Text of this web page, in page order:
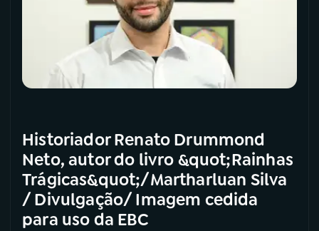
Historiador Renato Drummond
Neto, autor do livro &quot;Rainhas
Trágicas&quot;/Martharluan Silva
/ Divulgação/ Imagem cedida
para uso da EBC